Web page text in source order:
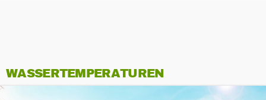
WASSERTEMPERATUREN